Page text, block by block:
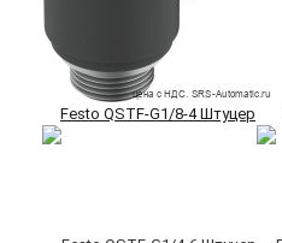
Festo QSTF-G1/8-4 Штуцер